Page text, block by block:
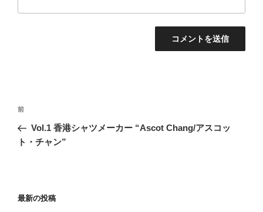
前
Vol.1 香港シャツメーカー “Ascot Chang/アスコッ
ト・チャン”
最新の投稿